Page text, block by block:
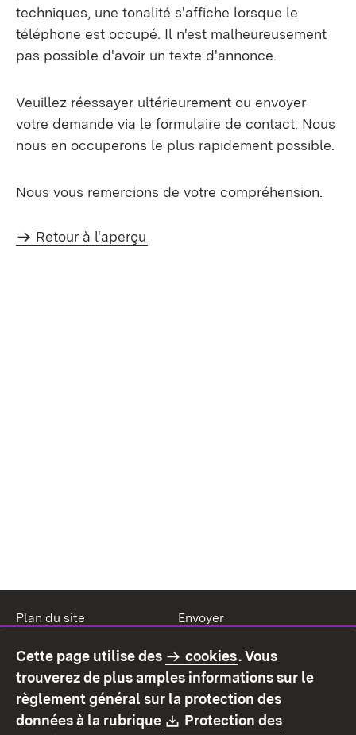
techniques, une tonalité s'affiche lorsque le
téléphone est occupé. Il n'est malheureusement
pas possible d'avoir un texte d'annonce.
Veuillez réessayer ultérieurement ou envoyer
votre demande via le formulaire de contact. Nous
nous en occuperons le plus rapidement possible.
Nous vous remercions de votre compréhension.
Retour à l'aperçu
Plan du site
Envoyer
Mode d'emploi
Déclaration sur
l'accessibilité
Contact
Signaler un lien brisé
Cette page utilise des cookies. Vous
trouverez de plus amples informations sur le
règlement général sur la protection des
données à la rubrique
Download:
Protection des